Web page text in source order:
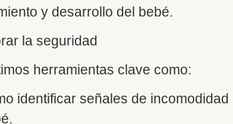
y desarrollo del bebé.
la seguridad
herramientas clave como:
identificar señales de incomodidad